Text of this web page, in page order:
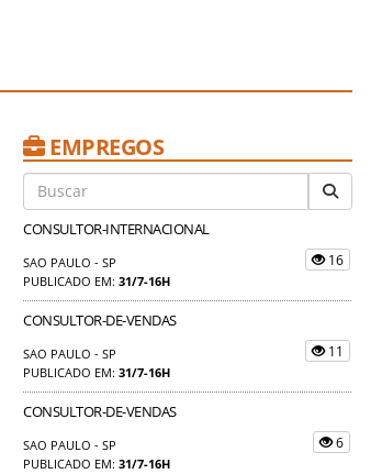
EMPREGOS
CONSULTOR-INTERNACIONAL
SAO PAULO - SP
PUBLICADO EM: 31/7-16H
16
CONSULTOR-DE-VENDAS
SAO PAULO - SP
PUBLICADO EM: 31/7-16H
11
CONSULTOR-DE-VENDAS
SAO PAULO - SP
PUBLICADO EM: 31/7-16H
6